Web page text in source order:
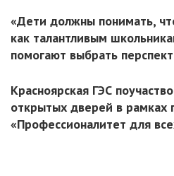
«Дети должны понимать,
как талантливым
помогают выбрать
Красноярская ГЭС
открытых дверей в рамках
«Профессионалитет для